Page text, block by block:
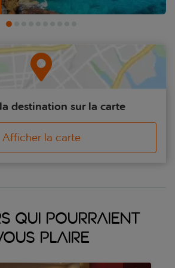
ouverts jusqu’au petit matin. Antalya est
de vie urbaine et d’idylle rurale. Vous
destination sur la carte
Afficher la carte
qui pourraient
plaire